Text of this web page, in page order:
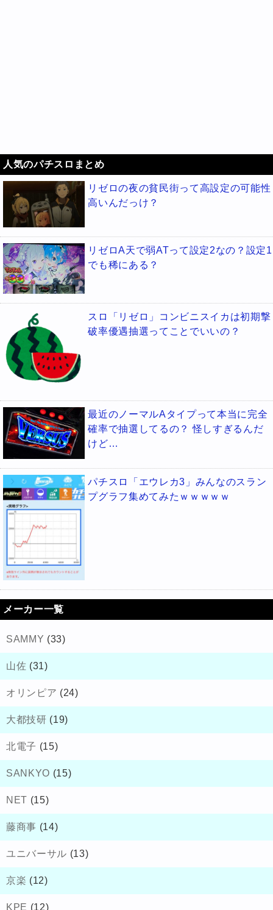
人気のパチスロまとめ
リゼロの夜の貧民街って高設定の可能性
高いんだっけ？
リゼロA天で弱ATって設定2なの？設定1
でも稀にある？
スロ「リゼロ」コンビニスイカは初期撃
破率優遇抽選ってことでいいの？
最近のノーマルAタイプって本当に完全
確率で抽選してるの？ 怪しすぎるんだ
けど…
パチスロ「エウレカ3」みんなのスラン
プグラフ集めてみたｗｗｗｗｗ
メーカー一覧
SAMMY (33)
山佐 (31)
オリンピア (24)
大都技研 (19)
北電子 (15)
SANKYO (15)
NET (15)
藤商事 (14)
ユニバーサル (13)
京楽 (12)
KPE (12)